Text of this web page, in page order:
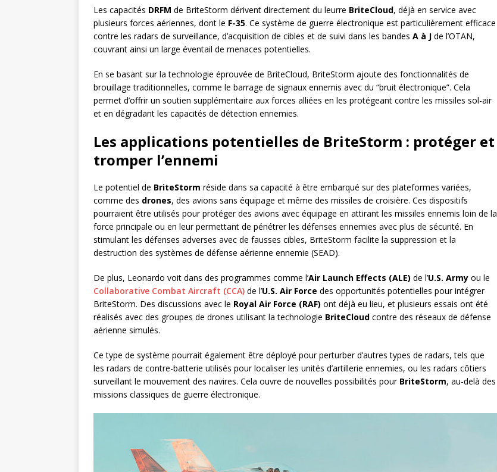
Les capacités DRFM de BriteStorm dérivent directement du leurre BriteCloud, déjà en service avec
plusieurs forces aériennes, dont le F-35. Ce système de guerre électronique est particulièrement efficace
contre les radars de surveillance, d’acquisition de cibles et de suivi dans les bandes A à J de l’OTAN,
couvrant ainsi un large éventail de menaces potentielles.
En se basant sur la technologie éprouvée de BriteCloud, BriteStorm ajoute des fonctionnalités de
brouillage traditionnelles, comme le barrage de signaux ennemis avec du “bruit électronique”. Cela
permet d’offrir un soutien supplémentaire aux forces alliées en les protégeant contre les missiles sol-air
et en dégradant les capacités de détection ennemies.
Les applications potentielles de BriteStorm : protéger et
tromper l’ennemi
Le potentiel de BriteStorm réside dans sa capacité à être embarqué sur des plateformes variées,
comme des drones, des avions sans équipage et même des missiles de croisière. Ces dispositifs
pourraient être utilisés pour protéger des avions avec équipage en attirant les missiles ennemis loin de la
force principale ou en leur permettant de pénétrer les défenses ennemies avec plus de sécurité. En
stimulant les défenses adverses avec de fausses cibles, BriteStorm facilite la suppression et la
destruction des systèmes de défense aérienne ennemie (SEAD).
De plus, Leonardo voit dans des programmes comme l’Air Launch Effects (ALE) de l’U.S. Army ou le
Collaborative Combat Aircraft (CCA) de l’U.S. Air Force des opportunités potentielles pour intégrer
BriteStorm. Des discussions avec le Royal Air Force (RAF) ont déjà eu lieu, et plusieurs essais ont été
réalisés avec des groupes de drones utilisant la technologie BriteCloud contre des réseaux de défense
aérienne simulés.
Ce type de système pourrait également être déployé pour perturber d’autres types de radars, tels que
les radars de contre-batterie utilisés pour localiser les unités d’artillerie ennemies, ou les radars côtiers
surveillant le mouvement des navires. Cela ouvre de nouvelles possibilités pour BriteStorm, au-delà des
missions classiques de guerre électronique.